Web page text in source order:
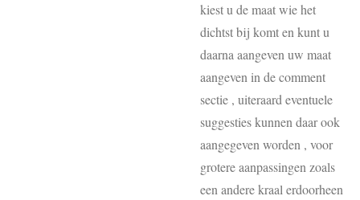
kiest u de maat wie het
dichtst bij komt en kunt u
daarna aangeven uw maat
aangeven in de comment
sectie , uiteraard eventuele
suggesties kunnen daar ook
aangegeven worden , voor
grotere aanpassingen zoals
een andere kraal erdoorheen